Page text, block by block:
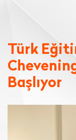
Türk
Başlıyor